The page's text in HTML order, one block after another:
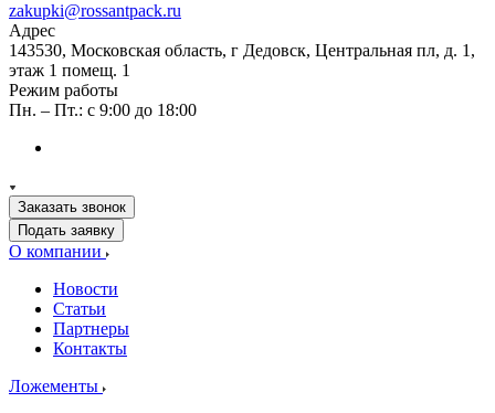
zakupki@rossantpack.ru
Адрес
143530, Московская область, г Дедовск, Центральная пл, д. 1,
этаж 1 помещ. 1
Режим работы
Пн. – Пт.: с 9:00 до 18:00
Заказать звонок
Подать заявку
О компании
Новости
Статьи
Партнеры
Контакты
Ложементы